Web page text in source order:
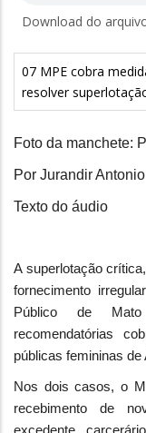
Download do
07 MPE cobra
resolver
Foto da manchete:
Por Jurandir
Texto do áudio
A superlotação
fornecimento
Público de
recomendatórias
públicas femininas de
Nos dois casos, o
recebimento de